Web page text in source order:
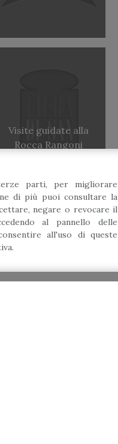
Visite guidate alla
Rocca Rangoni
parti, per migliorare
di più puoi consultare la
negare o revocare il
al pannello delle
all'uso di queste